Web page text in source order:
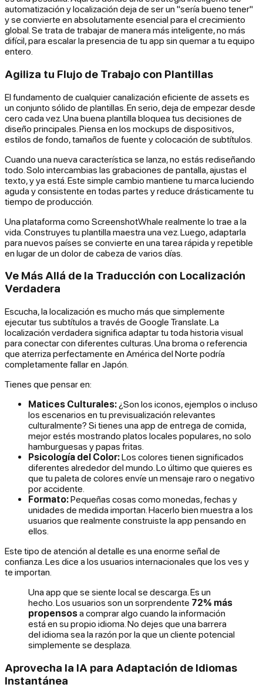
automatización y localización deja de ser un "sería bueno tener"
y se convierte en absolutamente esencial para el crecimiento
global. Se trata de trabajar de manera más inteligente, no más
difícil, para escalar la presencia de tu app sin quemar a tu equipo
entero.
Agiliza tu Flujo de Trabajo con Plantillas
El fundamento de cualquier canalización eficiente de assets es
un conjunto sólido de plantillas. En serio, deja de empezar desde
cero cada vez. Una buena plantilla bloquea tus decisiones de
diseño principales. Piensa en los mockups de dispositivos,
estilos de fondo, tamaños de fuente y colocación de subtítulos.
Cuando una nueva característica se lanza, no estás rediseñando
todo. Solo intercambias las grabaciones de pantalla, ajustas el
texto, y ya está. Este simple cambio mantiene tu marca luciendo
aguda y consistente en todas partes y reduce drásticamente tu
tiempo de producción.
Una plataforma como ScreenshotWhale realmente lo trae a la
vida. Construyes tu plantilla maestra una vez. Luego, adaptarla
para nuevos países se convierte en una tarea rápida y repetible
en lugar de un dolor de cabeza de varios días.
Ve Más Allá de la Traducción con Localización
Verdadera
Escucha, la localización es mucho más que simplemente
ejecutar tus subtítulos a través de Google Translate. La
localización verdadera significa adaptar tu toda historia visual
para conectar con diferentes culturas. Una broma o referencia
que aterriza perfectamente en América del Norte podría
completamente fallar en Japón.
Tienes que pensar en:
Matices Culturales: ¿Son los iconos, ejemplos o incluso
los escenarios en tu previsualización relevantes
culturalmente? Si tienes una app de entrega de comida,
mejor estés mostrando platos locales populares, no solo
hamburguesas y papas fritas.
Psicología del Color:Los colores tienen significados
diferentes alrededor del mundo. Lo último que quieres es
que tu paleta de colores envíe un mensaje raro o negativo
por accidente.
Formato:Pequeñas cosas como monedas, fechas y
unidades de medida importan. Hacerlo bien muestra a los
usuarios que realmente construiste la app pensando en
ellos.
Este tipo de atención al detalle es una enorme señal de
confianza. Les dice a los usuarios internacionales que los ves y
te importan.
Una app que se siente local se descarga. Es un
hecho. Los usuarios son un sorprendente 72% más
propensosa comprar algo cuando la información
está en su propio idioma. No dejes que una barrera
del idioma sea la razón por la que un cliente potencial
simplemente se desplaza.
Aprovecha la IA para Adaptación de Idiomas
Instantánea